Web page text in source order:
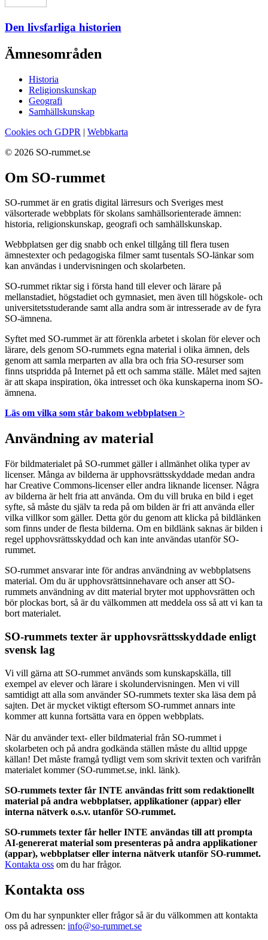
Den livsfarliga historien
Ämnesområden
Historia
Religionskunskap
Geografi
Samhällskunskap
Cookies och GDPR | Webbkarta
© 2026 SO-rummet.se
Om SO-rummet
SO-rummet är en gratis digital lärresurs och Sveriges mest
välsorterade webbplats för skolans samhällsorienterade ämnen:
historia, religionskunskap, geografi och samhällskunskap.
Webbplatsen ger dig snabb och enkel tillgång till flera tusen
ämnestexter och pedagogiska filmer samt tusentals SO-länkar som
kan användas i undervisningen och skolarbeten.
SO-rummet riktar sig i första hand till elever och lärare på
mellanstadiet, högstadiet och gymnasiet, men även till högskole- och
universitetsstuderande samt alla andra som är intresserade av de fyra
SO-ämnena.
Syftet med SO-rummet är att förenkla arbetet i skolan för elever och
lärare, dels genom SO-rummets egna material i olika ämnen, dels
genom att samla merparten av alla bra och fria SO-resurser som
finns utspridda på Internet på ett och samma ställe. Målet med sajten
är att skapa inspiration, öka intresset och öka kunskaperna inom SO-
ämnena.
Läs om vilka som står bakom webbplatsen >
Användning av material
För bildmaterialet på SO-rummet gäller i allmänhet olika typer av
licenser. Många av bilderna är upphovsrättsskyddade medan andra
har Creative Commons-licenser eller andra liknande licenser. Några
av bilderna är helt fria att använda. Om du vill bruka en bild i eget
syfte, så måste du själv ta reda på om bilden är fri att använda eller
vilka villkor som gäller. Detta gör du genom att klicka på bildlänken
som finns under de flesta bilderna. Om en bildlänk saknas är bilden i
regel upphovsrättsskyddad och kan inte användas utanför SO-
rummet.
SO-rummet ansvarar inte för andras användning av webbplatsens
material. Om du är upphovsrättsinnehavare och anser att SO-
rummets användning av ditt material bryter mot upphovsrätten och
bör plockas bort, så är du välkommen att meddela oss så att vi kan ta
bort materialet.
SO-rummets texter är upphovsrättsskyddade enligt
svensk lag
Vi vill gärna att SO-rummet används som kunskapskälla, till
exempel av elever och lärare i skolundervisningen. Men vi vill
samtidigt att alla som använder SO-rummets texter ska läsa dem på
sajten. Det är mycket viktigt eftersom SO-rummet annars inte
kommer att kunna fortsätta vara en öppen webbplats.
När du använder text- eller bildmaterial från SO-rummet i
skolarbeten och på andra godkända ställen måste du alltid uppge
källan! Det måste framgå tydligt vem som skrivit texten och varifrån
materialet kommer (SO-rummet.se, inkl. länk).
SO-rummets texter får INTE användas fritt som redaktionellt
material på andra webbplatser, applikationer (appar) eller
interna nätverk o.s.v. utanför SO-rummet.
SO-rummets texter får heller INTE användas till att prompta
AI-genererat material som presenteras på andra applikationer
(appar), webbplatser eller interna nätverk utanför SO-rummet.
Kontakta oss om du har frågor.
Kontakta oss
Om du har synpunkter eller frågor så är du välkommen att kontakta
oss på adressen: info@so-rummet.se